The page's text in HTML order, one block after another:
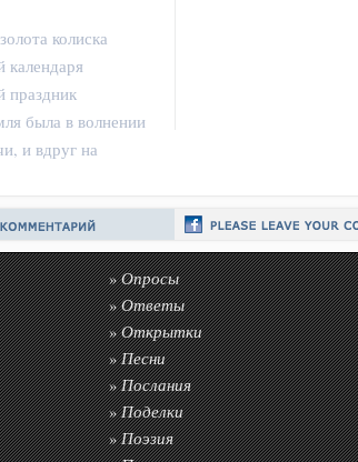
колиска
календаря
праздник
была в волнении
и вдруг на
»Опросы
»Ответы
»Открытки
»Песни
»Послания
»Поделки
»Поэзия